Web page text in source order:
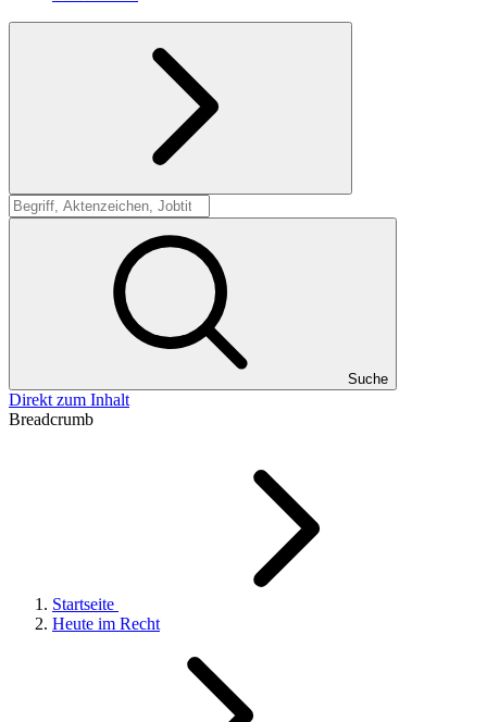
Suche
Suche
Direkt zum Inhalt
Breadcrumb
Startseite
Heute im Recht